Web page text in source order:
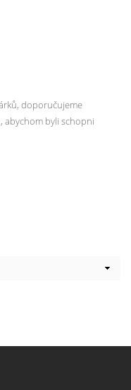
doporučujeme
abychom byli schopni